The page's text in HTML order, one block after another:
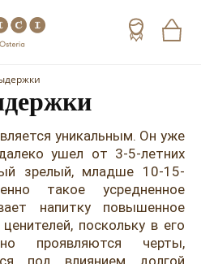
уникальным. Он уже
ушел от 3-5-летних
зрелый, младше 10-15-
такое усредненное
напитку повышенное
поскольку в его
проявляются черты,